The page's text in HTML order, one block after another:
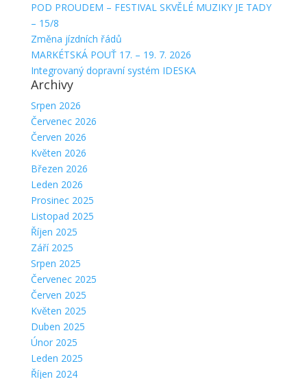
POD PROUDEM – FESTIVAL SKVĚLÉ MUZIKY JE TADY
– 15/8
Změna jízdních řádů
MARKÉTSKÁ POUŤ 17. – 19. 7. 2026
Integrovaný dopravní systém IDESKA
Archivy
Srpen 2026
Červenec 2026
Červen 2026
Květen 2026
Březen 2026
Leden 2026
Prosinec 2025
Listopad 2025
Říjen 2025
Září 2025
Srpen 2025
Červenec 2025
Červen 2025
Květen 2025
Duben 2025
Únor 2025
Leden 2025
Říjen 2024